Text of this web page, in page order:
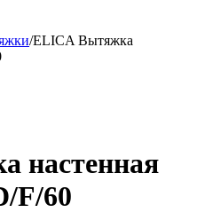
/ELICA Вытяжка
настенная
F/60